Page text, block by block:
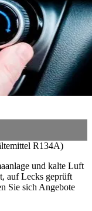
R134A)
und kalte Luft
auf Lecks geprüft
Sie sich Angebote